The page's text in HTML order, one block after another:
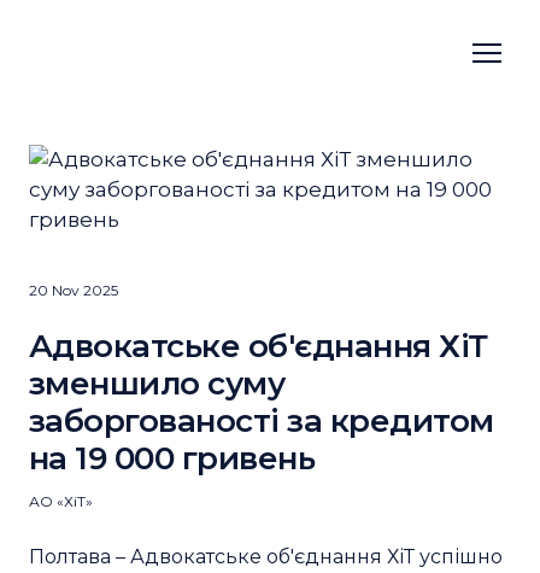
20 Nov 2025
Адвокатське об'єднання ХіТ
зменшило суму
заборгованості за кредитом
на 19 000 гривень
АО «ХіТ»
Полтава – Адвокатське об'єднання ХіТ успішно